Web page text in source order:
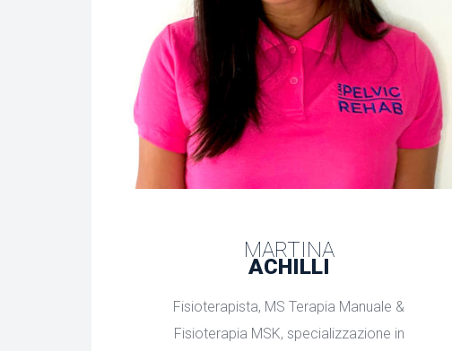
MARTINA
ACHILLI
Fisioterapista, MS Terapia Manuale &
Fisioterapia MSK, specializzazione in